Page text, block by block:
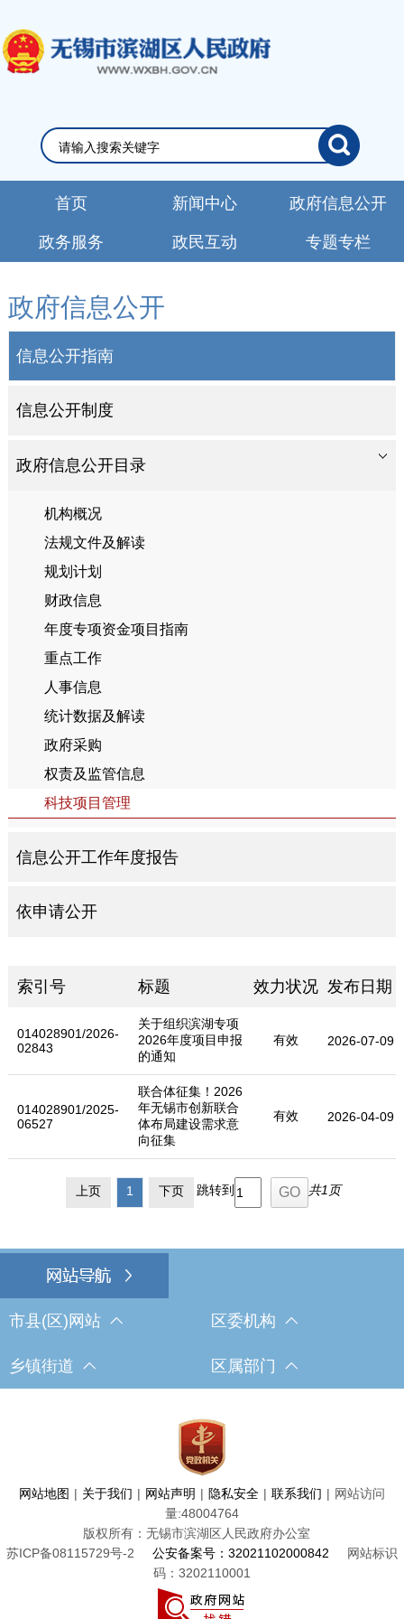
首页 新闻中心 政府信息公开
政务服务 政民互动 专题专栏
政府信息公开
信息公开指南
信息公开制度
政府信息公开目录
机构概况
法规文件及解读
规划计划
财政信息
年度专项资金项目指南
重点工作
人事信息
统计数据及解读
政府采购
权责及监管信息
科技项目管理
信息公开工作年度报告
依申请公开
索引号 标题 效力状况 发布日期
014028901/2026-
02843
关于组织滨湖专项
2026年度项目申报
的通知
有效 2026-07-09
014028901/2025-
06527
联合体征集！2026
年无锡市创新联合
体布局建设需求意
向征集
有效 2026-04-09
上页 1 下页 跳转到 共1页
市县(区)网站 区委机构
乡镇街道 区属部门
网站地图 | 关于我们 | 网站声明 | 隐私安全 | 联系我们 | 网站访问
量:48004764
版权所有：无锡市滨湖区人民政府办公室
苏ICP备08115729号-2
公安备案号：32021102000842
网站标识
码：3202110001